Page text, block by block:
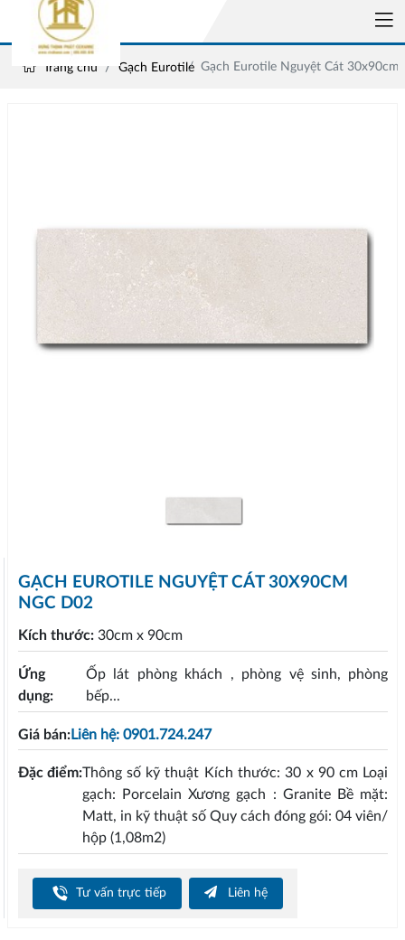
Trang chủ Gạch Eurotile Gạch Eurotile Nguyệt Cát 30x90cm
GẠCH EUROTILE NGUYỆT CÁT 30X90CM
NGC D02
Kích thước: 30cm x 90cm
Ứng
dụng:
Ốp lát phòng khách , phòng vệ sinh, phòng
bếp...
Giá bán:Liên hệ: 0901.724.247
Đặc điểm:Thông số kỹ thuật Kích thước: 30 x 90 cm Loại
gạch: Porcelain Xương gạch : Granite Bề mặt:
Matt, in kỹ thuật số Quy cách đóng gói: 04 viên/
hộp (1,08m2)
Tư vấn trực tiếp Liên hệ